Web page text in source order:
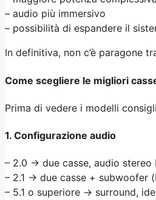
– audio più immersivo
– possibilità di espandere il
In definitiva, non c’è paragone
Come scegliere le migliori
Prima di vedere i modelli
1. Configurazione audio
– 2.0 → due casse, audio stereo
– 2.1 → due casse + subwoofer
– 5.1 o superiore → surround,